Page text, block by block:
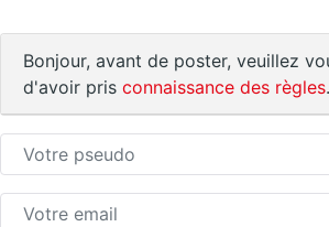
Bonjour, avant de poster, veuillez
d'avoir pris connaissance des règles.